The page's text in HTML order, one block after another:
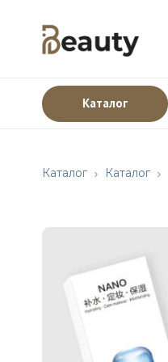
Каталог
Каталог Каталог